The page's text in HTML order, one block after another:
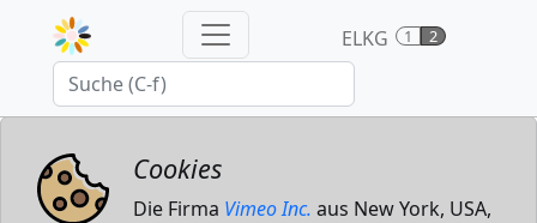
ELKG 1 2
Cookies
Die Firma Vimeo Inc. aus New York, USA,